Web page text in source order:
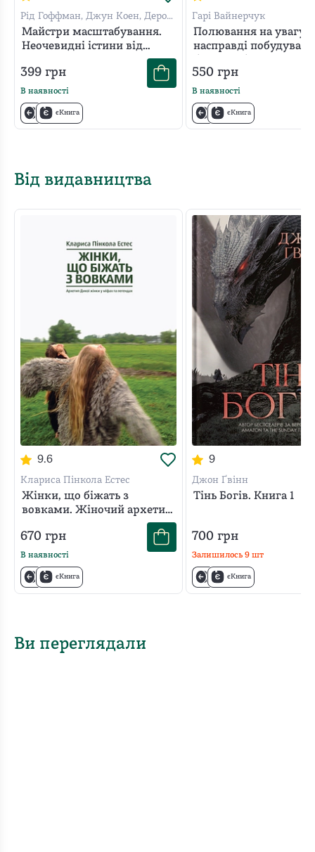
Рід Гоффман, Джун Коен, Дерон
Тріфф
Майстри масштабування.
Неочевидні істини від
підприємців світу
399 грн
В наявності
єКнига
Гарі Вайнерчук
Полювання на увагу.
насправді побудувати
в новому світі
550грн
В наявності
єКнига
Від видавництва
9.6
Клариса Пінкола Естес
Жінки, що біжать з
вовками. Жіночий архетип
670 грн
В наявності
єКнига
9
Джон Ґвінн
Тінь Богів. Книга 1
700грн
Залишилось 9шт
єКнига
Ви переглядали